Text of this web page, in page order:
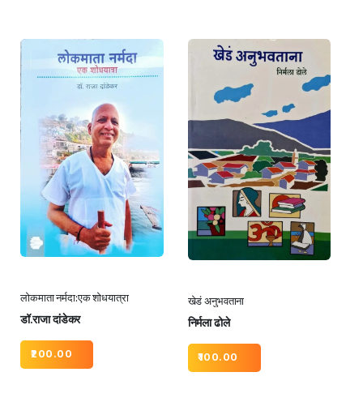
लोकमाता नर्मदा:एक शोधयात्रा
डॉ.राजा दांडेकर
200.00
खेडं अनुभवताना
निर्मला ढोले
100.00